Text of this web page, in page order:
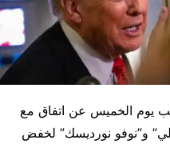
يوم الخميس عن اتفاق مع
و”نوفو نورديسك” لخفض